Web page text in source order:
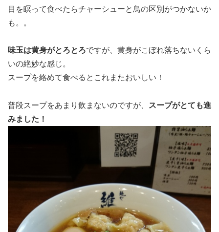
目を瞑って食べたらチャーシューと鳥の区別がつかないか
も。。
味玉は黄身がとろとろですが、黄身がこぼれ落ちないくら
いの絶妙な感じ。
スープを絡めて食べるとこれまたおいしい！
普段スープをあまり飲まないのですが、
スープがとても進
みました！